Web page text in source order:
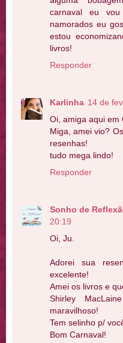
carnaval eu
namorados eu
estou
livros!
Responder
Karlinha 14 de
Oi, amiga aqui em
Miga, amei vio?
resenhas!
tudo mega lindo!
Responder
Sonho de
20:19
Oi, Ju.
Adorei sua
excelente!
Amei os livros e
Shirley
maravilhoso!
Tem selinho p/
Bom Carnaval!